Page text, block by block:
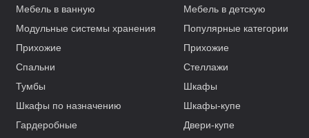
Мебель в ванную
Мебель в детскую
Модульные системы хранения
Популярные категории
Прихожие
Прихожие
Спальни
Стеллажи
Тумбы
Шкафы
Шкафы по назначению
Шкафы-купе
Гардеробные
Двери-купе